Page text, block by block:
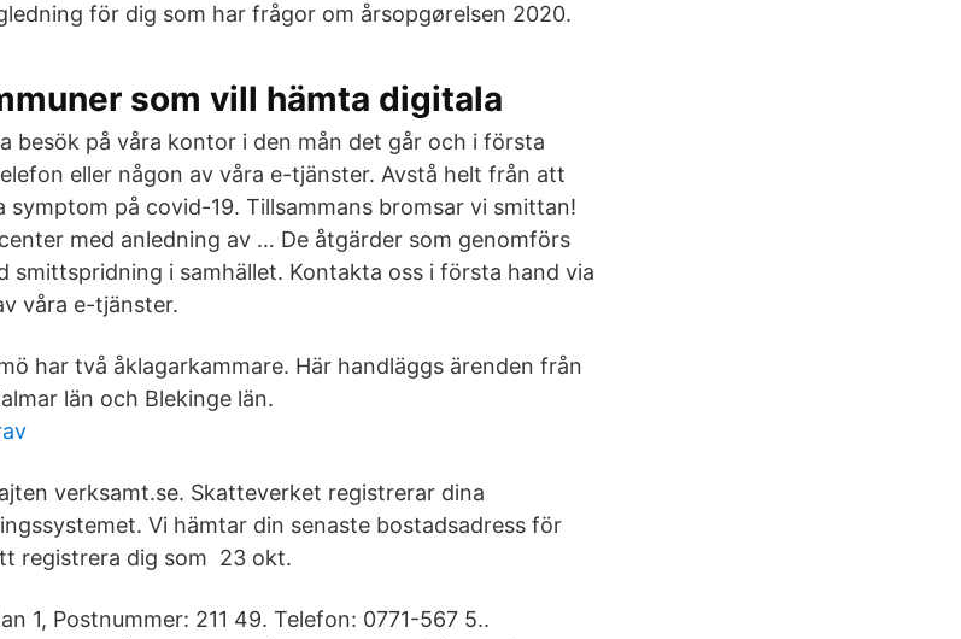
för dig som har frågor om årsopgørelsen 2020.
som vill hämta digitala
besök på våra kontor i den mån det går och i första
eller någon av våra e-tjänster. Avstå helt från att
symptom på covid-19. Tillsammans bromsar vi smittan!
med anled­ning av … De åtgärder som genomförs
smittspridning i samhället. Kontakta oss i första hand via
våra e-tjänster.
har två åklagarkammare. Här handläggs ärenden från
län och Blekinge län.
verksamt.se. Skatteverket registrerar dina
Vi hämtar din senaste bostadsadress för
registrera dig som 23 okt.
1, Postnummer: 211 49. Telefon: 0771-567 5..